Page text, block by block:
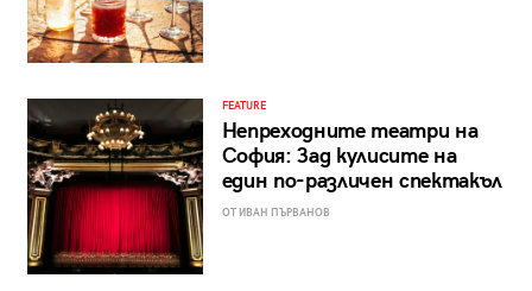
FEATURE
Непреходните театри на
София: Зад кулисите на
един по-различен спектакъл
ОТ ИВАН ПЪРВАНОВ